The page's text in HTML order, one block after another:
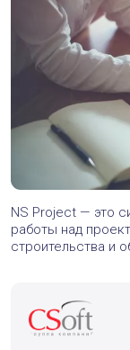
NS Project — это
работы над
строительства и